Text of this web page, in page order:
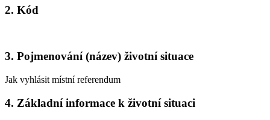
2. Kód
3. Pojmenování (název) životní situace
Jak vyhlásit místní referendum
4. Základní informace k životní situaci